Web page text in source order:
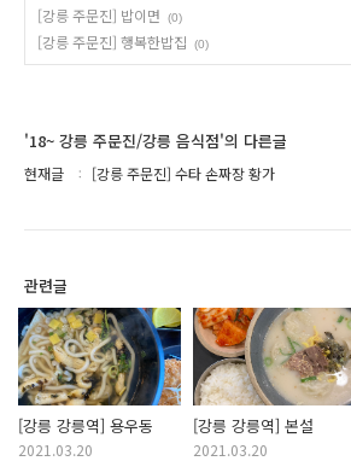
[강릉 주문진] 밥이면 (0)
[강릉 주문진] 행복한밥집 (0)
'18~ 강릉 주문진/강릉 음식점'의 다른글
현재글 [강릉 주문진] 수타 손짜장 황가
관련글
[강릉 강릉역] 용우동
2021.03.20
[강릉 강릉역] 본설
2021.03.20